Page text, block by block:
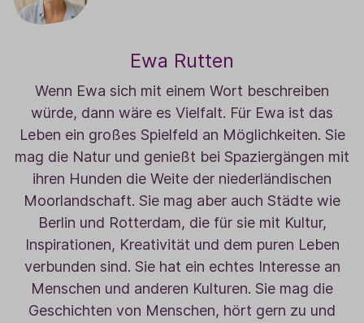
Ewa Rutten
Wenn Ewa sich mit einem Wort beschreiben
würde, dann wäre es Vielfalt. Für Ewa ist das
Leben ein großes Spielfeld an Möglichkeiten. Sie
mag die Natur und genießt bei Spaziergängen mit
ihren Hunden die Weite der niederländischen
Moorlandschaft. Sie mag aber auch Städte wie
Berlin und Rotterdam, die für sie mit Kultur,
Inspirationen, Kreativität und dem puren Leben
verbunden sind. Sie hat ein echtes Interesse an
Menschen und anderen Kulturen. Sie mag die
Geschichten von Menschen, hört gern zu und